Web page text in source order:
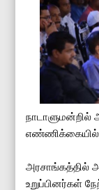
நாடாளுமன்றில்
எண்ணிக்கையில்
அரசாங்கத்தில்
உறுப்பினர்கள்